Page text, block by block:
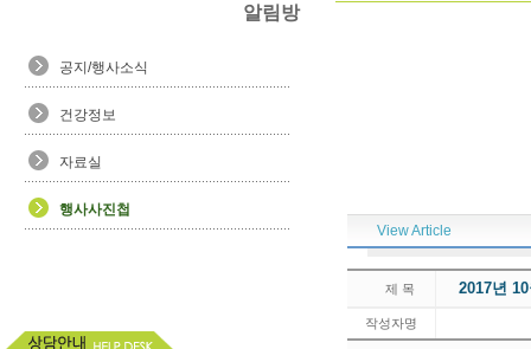
알림방
공지/행사소식
건강정보
자료실
행사사진첩
View Article
제 목 2017년
작성자명